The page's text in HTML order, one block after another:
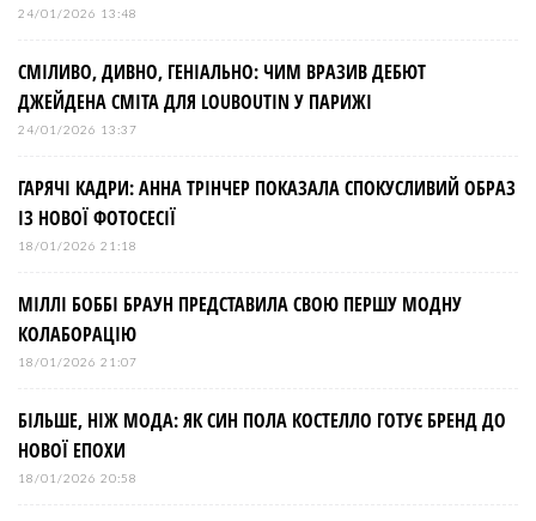
24/01/2026 13:48
СМІЛИВО, ДИВНО, ГЕНІАЛЬНО: ЧИМ ВРАЗИВ ДЕБЮТ
ДЖЕЙДЕНА СМІТА ДЛЯ LOUBOUTIN У ПАРИЖІ
24/01/2026 13:37
ГАРЯЧІ КАДРИ: АННА ТРІНЧЕР ПОКАЗАЛА СПОКУСЛИВИЙ ОБРАЗ
ІЗ НОВОЇ ФОТОСЕСІЇ
18/01/2026 21:18
МІЛЛІ БОББІ БРАУН ПРЕДСТАВИЛА СВОЮ ПЕРШУ МОДНУ
КОЛАБОРАЦІЮ
18/01/2026 21:07
БІЛЬШЕ, НІЖ МОДА: ЯК СИН ПОЛА КОСТЕЛЛО ГОТУЄ БРЕНД ДО
НОВОЇ ЕПОХИ
18/01/2026 20:58